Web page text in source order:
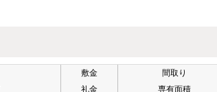
敷金
礼金
間取り
専有面積